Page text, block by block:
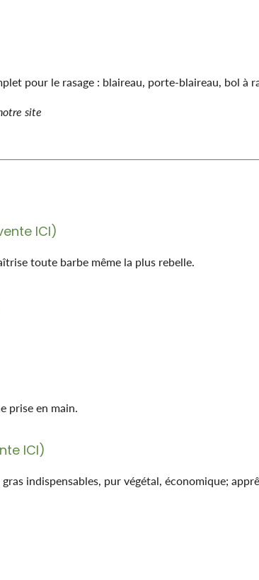
pour le rasage : blaireau, porte-blaireau, bol à
site
ICI)
toute barbe même la plus rebelle.
prise en main.
ICI)
indispensables, pur végétal, économique;